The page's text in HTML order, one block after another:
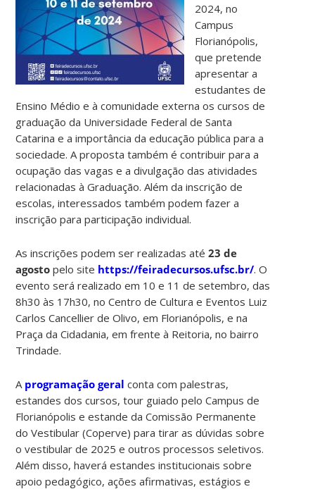
2024, no
Campus
Florianópolis,
que pretende
apresentar a
estudantes de
Ensino Médio e à comunidade externa os cursos de
graduação da Universidade Federal de Santa
Catarina e a importância da educação pública para a
sociedade. A proposta também é contribuir para a
ocupação das vagas e a divulgação das atividades
relacionadas à Graduação. Além da inscrição de
escolas, interessados também podem fazer a
inscrição para participação individual.
As inscrições podem ser realizadas até23 de
agosto pelo site https://feiradecursos.ufsc.br/. O
evento será realizado em 10 e 11 de setembro, das
8h30 às 17h30, no Centro de Cultura e Eventos Luiz
Carlos Cancellier de Olivo, em Florianópolis, e na
Praça da Cidadania, em frente à Reitoria, no bairro
Trindade.
A programação geral conta com palestras,
estandes dos cursos, tour guiado pelo Campus de
Florianópolis e estande da Comissão Permanente
do Vestibular (Coperve) para tirar as dúvidas sobre
o vestibular de 2025 e outros processos seletivos.
Além disso, haverá estandes institucionais sobre
apoio pedagógico, ações afirmativas, estágios e